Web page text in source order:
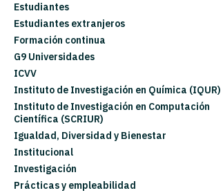
Estudiantes
Estudiantes extranjeros
Formación continua
G9 Universidades
ICVV
Instituto de Investigación en Química (IQUR)
Instituto de Investigación en Computación
Científica (SCRIUR)
Igualdad, Diversidad y Bienestar
Institucional
Investigación
Prácticas y empleabilidad